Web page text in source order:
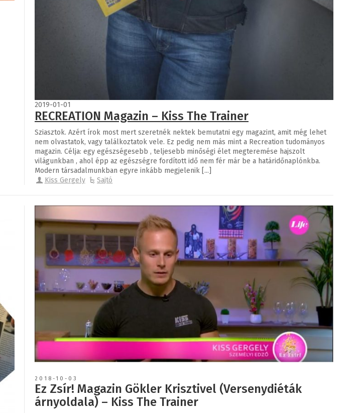
2019-01-01
RECREATION Magazin – Kiss The Trainer
Sziasztok. Azért írok most mert szeretnék nektek bemutatni egy magazint, amit még lehet
nem olvastatok, vagy találkoztatok vele. Ez pedig nem más mint a Recreation tudományos
magazin. Célja: egy egészségesebb , teljesebb minőségi élet megteremése hajszolt
világunkban , ahol épp az egészségre fordított idő nem fér már be a határidőnaplónkba.
Modern társadalmunkban egyre inkább megjelenik [...]
Kiss Gergely
Sajtó
2018-10-03
Ez Zsír! Magazin Gökler Krisztivel (Versenydiéták
árnyoldala) – Kiss The Trainer